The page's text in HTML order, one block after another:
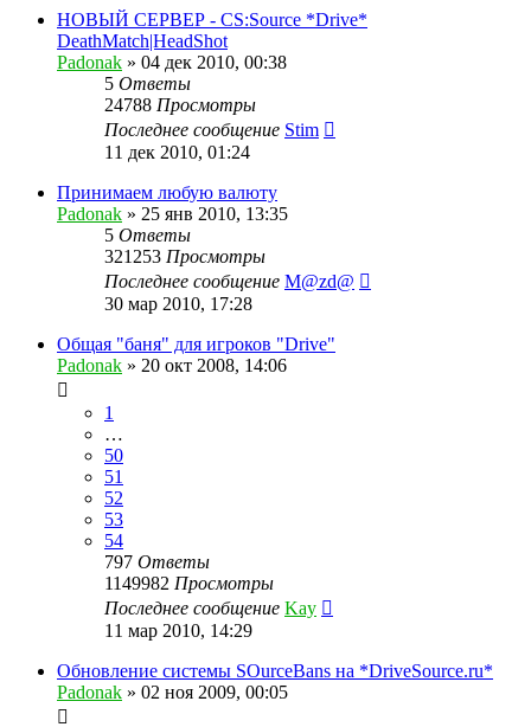
НОВЫЙ СЕРВЕР - CS:Source *Drive*
DeathMatch|HeadShot
Padonak » 04 дек 2010, 00:38
5 Ответы
24788 Просмотры
Последнее сообщение Stim
11 дек 2010, 01:24
Принимаем любую валюту
Padonak » 25 янв 2010, 13:35
5 Ответы
321253 Просмотры
Последнее сообщение M@zd@
30 мар 2010, 17:28
Общая "баня" для игроков "Drive"
Padonak » 20 окт 2008, 14:06
1
…
50
51
52
53
54
797 Ответы
1149982 Просмотры
Последнее сообщение Kay
11 мар 2010, 14:29
Обновление системы SOurceBans на *DriveSource.ru*
Padonak » 02 ноя 2009, 00:05